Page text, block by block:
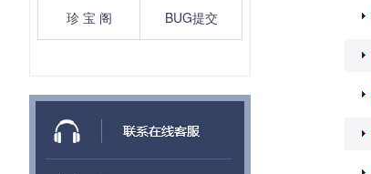
珍 宝 阁 BUG提交